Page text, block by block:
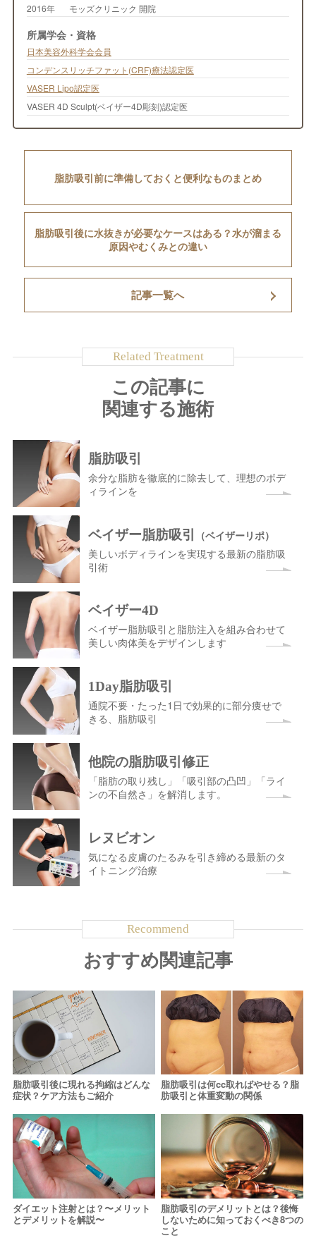
2016年 モッズクリニック 開院
所属学会・資格
日本美容外科学会会員
コンデンスリッチファット(CRF)療法認定医
VASER Lipo認定医
VASER 4D Sculpt(ベイザー4D彫刻)認定医
脂肪吸引前に準備しておくと便利なものまとめ
脂肪吸引後に水抜きが必要なケースはある？水が溜まる
原因やむくみとの違い
記事一覧へ
この記事に
関連する施術
脂肪吸引
余分な脂肪を徹底的に除去して、理想のボデ
ィラインを
ベイザー脂肪吸引 （ベイザーリポ）
美しいボディラインを実現する最新の脂肪吸
引術
ベイザー4D
ベイザー脂肪吸引と脂肪注入を組み合わせて
美しい肉体美をデザインします
1Day脂肪吸引
通院不要・たった1日で効果的に部分痩せで
きる、脂肪吸引
他院の脂肪吸引修正
「脂肪の取り残し」「吸引部の凸凹」「ライ
ンの不自然さ」を解消します。
レヌビオン
気になる皮膚のたるみを引き締める最新のタ
イトニング治療
おすすめ関連記事
脂肪吸引後に現れる拘縮はどんな
症状？ケア方法もご紹介
脂肪吸引は何cc取ればやせる？脂
肪吸引と体重変動の関係
ダイエット注射とは？〜メリット
とデメリットを解説〜
脂肪吸引のデメリットとは？後悔
しないために知っておくべき8つの
こと